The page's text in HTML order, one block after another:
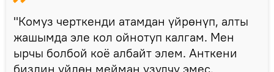
"Комуз черткенди атамдан үйрөнүп, алты
жашымда эле кол ойнотуп калгам. Мен
ырчы болбой коё албайт элем. Анткени
биздин үйдөн мейман үзүлчү эмес.